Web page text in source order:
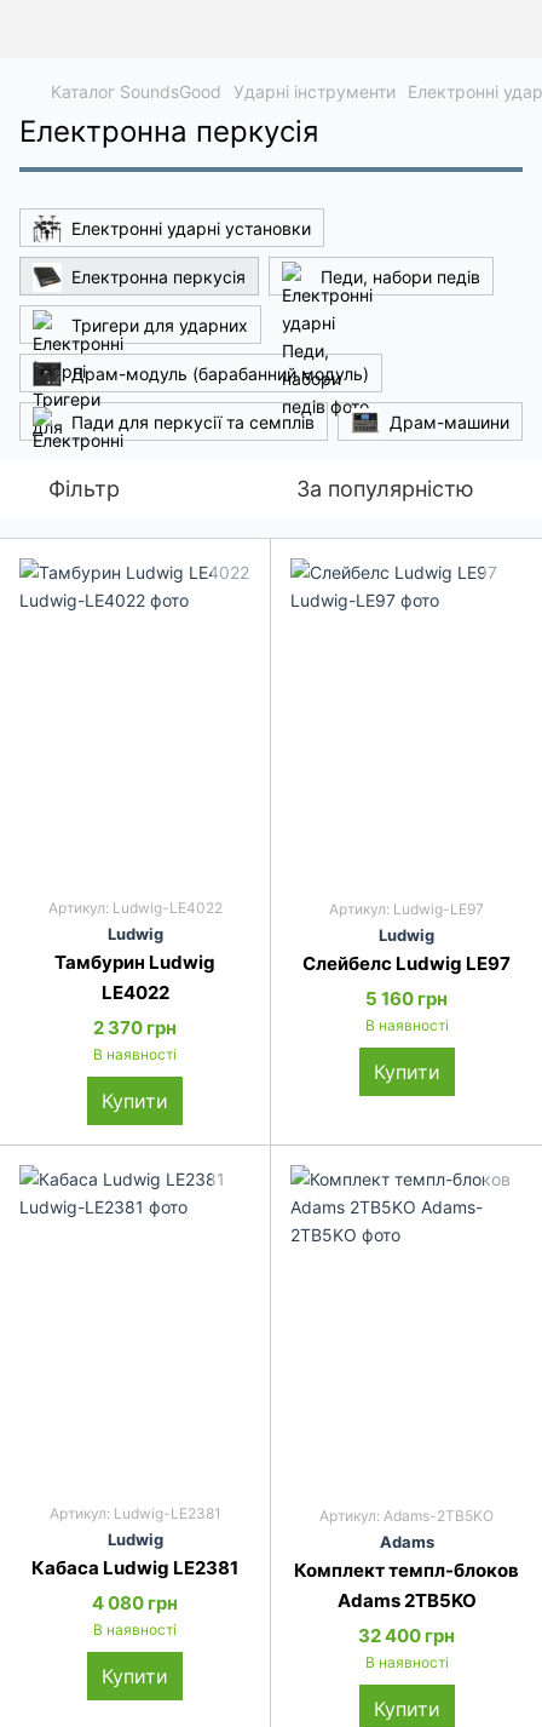
Каталог SoundsGood Ударні інструменти Електронні
Електронна перкусія
Електронні ударні установки
Електронна перкусія Педи, набори педів
Тригери для ударних
Драм-модуль (барабанний модуль)
Пади для перкусії та семплів Драм-машини
Фільтр За популярністю
Артикул: Ludwig-LE4022
Ludwig
Тамбурин Ludwig
LE4022
2 370 грн
В наявності
Купити
Артикул: Ludwig-LЕ97
Ludwig
Слейбелс Ludwig LE97
5 160 грн
В наявності
Купити
Артикул: Ludwig-LE2381
Ludwig
Кабаса Ludwig LE2381
4 080 грн
В наявності
Купити
Артикул: Adams-2TB5KO
Adams
Комплект темпл-блоков
Adams 2TB5KO
32 400 грн
В наявності
Купити